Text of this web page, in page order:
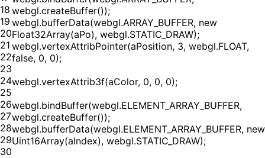
18
19
20
21
22
23
24
25
26
27
28
29
30
webgl.createBuffer());
webgl.bufferData(webgl.ARRAY_BUFFER, new
Float32Array(aPo), webgl.STATIC_DRAW);
webgl.vertexAttribPointer(aPosition, 3, webgl.FLOAT,
false, 0, 0);
webgl.vertexAttrib3f(aColor, 0, 0, 0);
webgl.bindBuffer(webgl.ELEMENT_ARRAY_BUFFER,
webgl.createBuffer());
webgl.bufferData(webgl.ELEMENT_ARRAY_BUFFER, new
Uint16Array(aIndex), webgl.STATIC_DRAW);